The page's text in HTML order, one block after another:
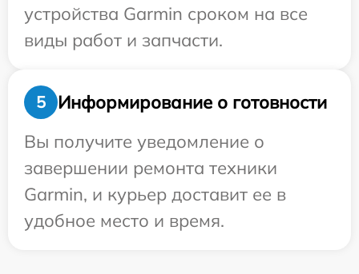
устройства Garmin сроком на все
виды работ и запчасти.
5
Информирование о готовности
Вы получите уведомление о
завершении ремонта техники
Garmin, и курьер доставит ее в
удобное место и время.